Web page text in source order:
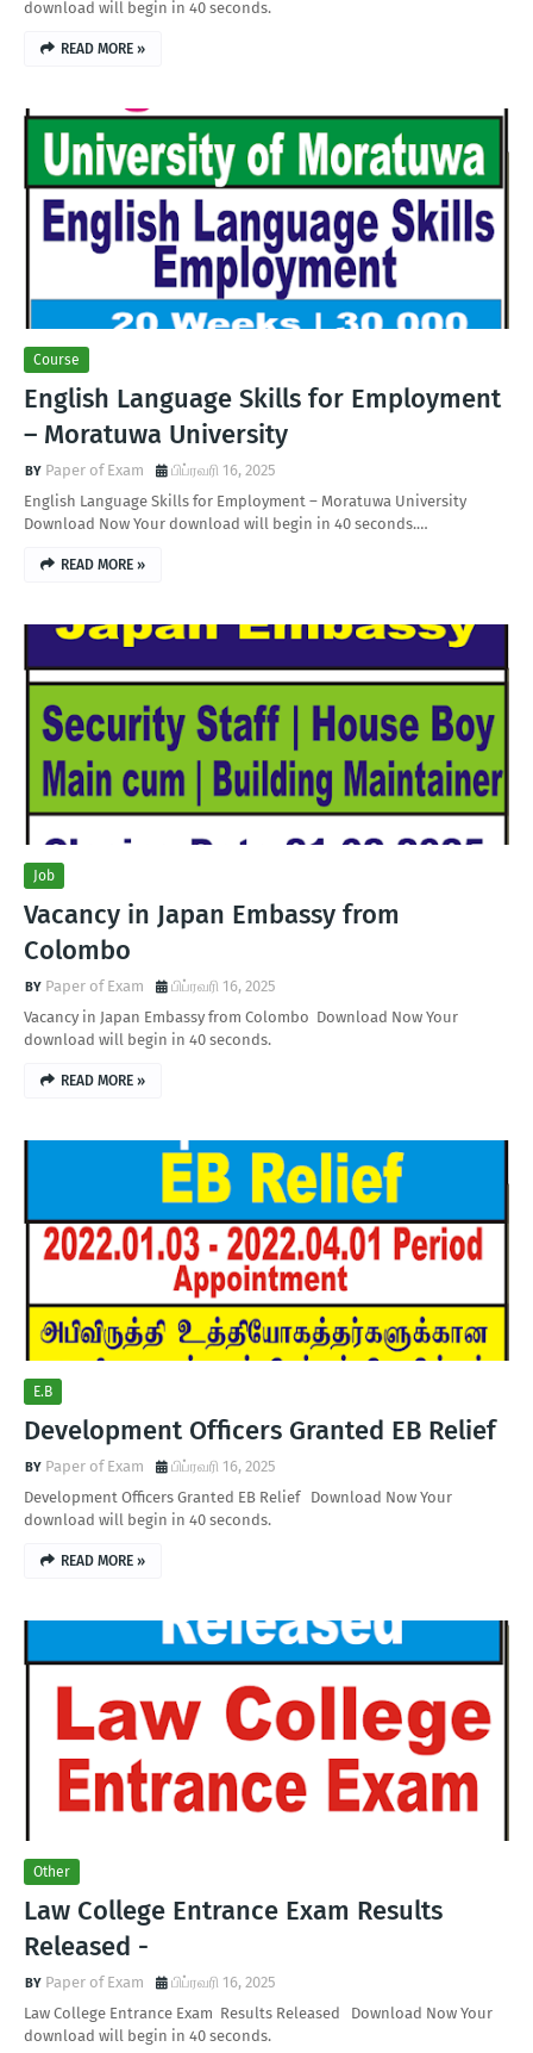
download will begin in 40 seconds.
READ MORE »
Course
English Language Skills for Employment
– Moratuwa University
Paper of Exam
பிப்ரவரி 16, 2025
English Language Skills for Employment – Moratuwa University
Download Now Your download will begin in 40 seconds.…
READ MORE »
Job
Vacancy in Japan Embassy from
Colombo
Paper of Exam
பிப்ரவரி 16, 2025
Vacancy in Japan Embassy from Colombo Download Now Your
download will begin in 40 seconds.
READ MORE »
E.B
Development Officers Granted EB Relief
Paper of Exam
பிப்ரவரி 16, 2025
Development Officers Granted EB Relief Download Now Your
download will begin in 40 seconds.
READ MORE »
Other
Law College Entrance Exam Results
Released -
Paper of Exam
பிப்ரவரி 16, 2025
Law College Entrance Exam Results Released Download Now Your
download will begin in 40 seconds.